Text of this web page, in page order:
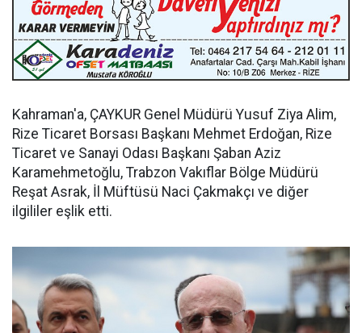
Kahraman'a, ÇAYKUR Genel Müdürü Yusuf Ziya Alim,
Rize Ticaret Borsası Başkanı Mehmet Erdoğan, Rize
Ticaret ve Sanayi Odası Başkanı Şaban Aziz
Karamehmetoğlu, Trabzon Vakıflar Bölge Müdürü
Reşat Asrak, İl Müftüsü Naci Çakmakçı ve diğer
ilgililer eşlik etti.